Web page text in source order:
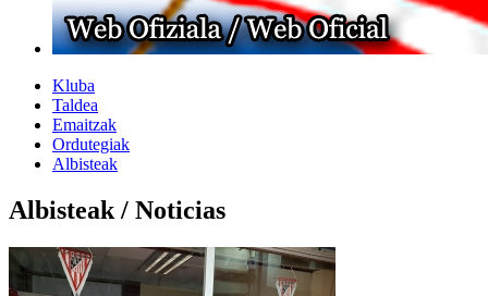
Kluba
Taldea
Emaitzak
Ordutegiak
Albisteak
Albisteak / Noticias